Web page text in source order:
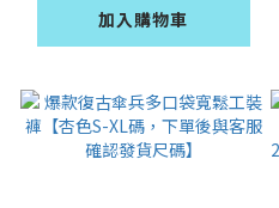
加入購物車